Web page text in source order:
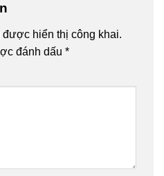
hiển thị công khai.
đánh dấu *